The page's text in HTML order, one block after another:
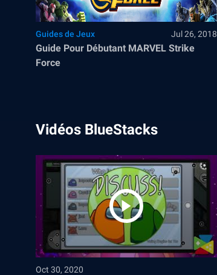
Guides de Jeux Jul 26, 2018
Guide Pour Débutant MARVEL Strike
Force
Vidéos BlueStacks
Oct 30, 2020